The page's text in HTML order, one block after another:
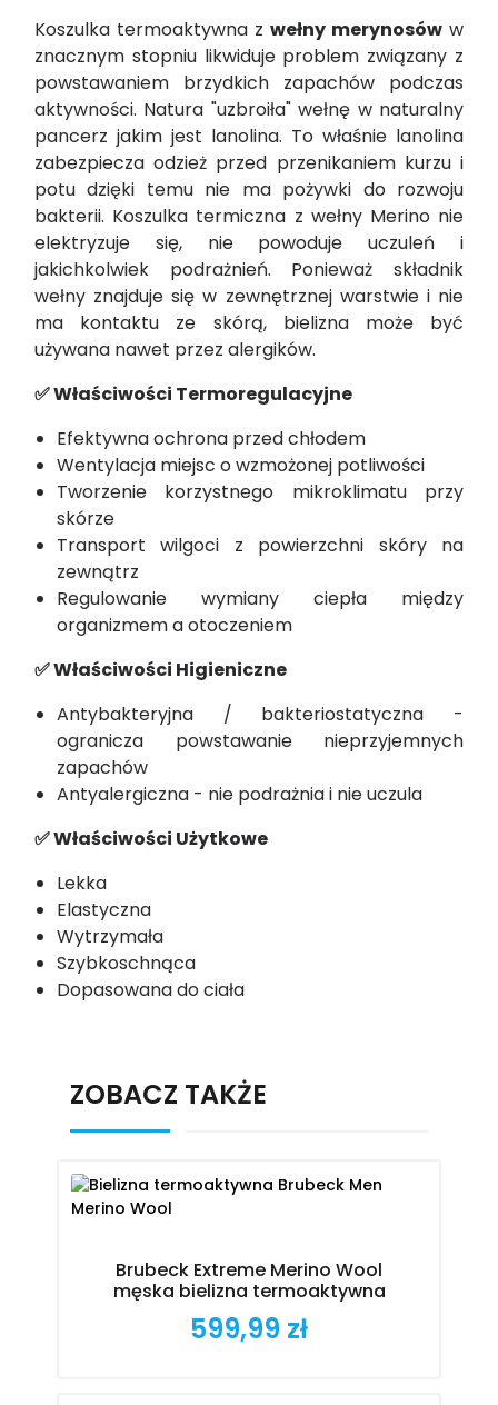
Koszulka termoaktywna z wełny merynosów w
znacznym stopniu likwiduje problem związany z
powstawaniem brzydkich zapachów podczas
aktywności. Natura "uzbroiła" wełnę w naturalny
pancerz jakim jest lanolina. To właśnie lanolina
zabezpiecza odzież przed przenikaniem kurzu i
potu dzięki temu nie ma pożywki do rozwoju
bakterii. Koszulka termiczna z wełny Merino nie
elektryzuje się, nie powoduje uczuleń i
jakichkolwiek podrażnień. Ponieważ składnik
wełny znajduje się w zewnętrznej warstwie i nie
ma kontaktu ze skórą, bielizna może być
używana nawet przez alergików.
✅ Właściwości Termoregulacyjne
Efektywna ochrona przed chłodem
Wentylacja miejsc o wzmożonej potliwości
Tworzenie korzystnego mikroklimatu przy
skórze
Transport wilgoci z powierzchni skóry na
zewnątrz
Regulowanie wymiany ciepła między
organizmem a otoczeniem
✅ Właściwości Higieniczne
Antybakteryjna / bakteriostatyczna -
ogranicza powstawanie nieprzyjemnych
zapachów
Antyalergiczna - nie podrażnia i nie uczula
✅ Właściwości Użytkowe
Lekka
Elastyczna
Wytrzymała
Szybkoschnąca
Dopasowana do ciała
ZOBACZ TAKŻE
Brubeck Extreme Merino Wool
męska bielizna termoaktywna
Cena
599,99 zł